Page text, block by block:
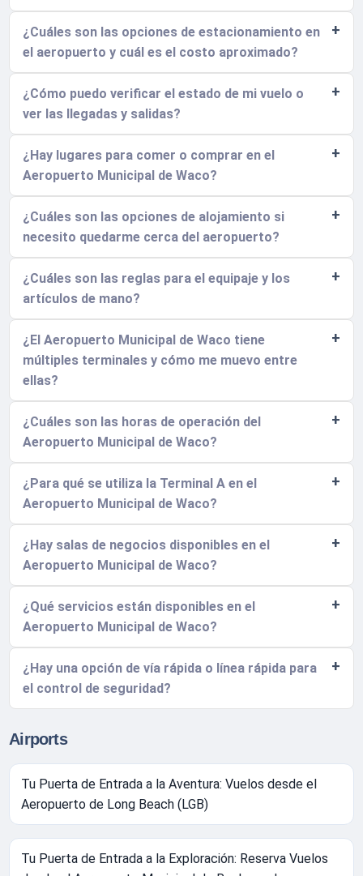
¿Cuáles son las opciones de estacionamiento en
el aeropuerto y cuál es el costo aproximado?
¿Cómo puedo verificar el estado de mi vuelo o
ver las llegadas y salidas?
¿Hay lugares para comer o comprar en el
Aeropuerto Municipal de Waco?
¿Cuáles son las opciones de alojamiento si
necesito quedarme cerca del aeropuerto?
¿Cuáles son las reglas para el equipaje y los
artículos de mano?
¿El Aeropuerto Municipal de Waco tiene
múltiples terminales y cómo me muevo entre
ellas?
¿Cuáles son las horas de operación del
Aeropuerto Municipal de Waco?
¿Para qué se utiliza la Terminal A en el
Aeropuerto Municipal de Waco?
¿Hay salas de negocios disponibles en el
Aeropuerto Municipal de Waco?
¿Qué servicios están disponibles en el
Aeropuerto Municipal de Waco?
¿Hay una opción de vía rápida o línea rápida para
el control de seguridad?
Airports
Tu Puerta de Entrada a la Aventura: Vuelos desde el
Aeropuerto de Long Beach (LGB)
Tu Puerta de Entrada a la Exploración: Reserva Vuelos